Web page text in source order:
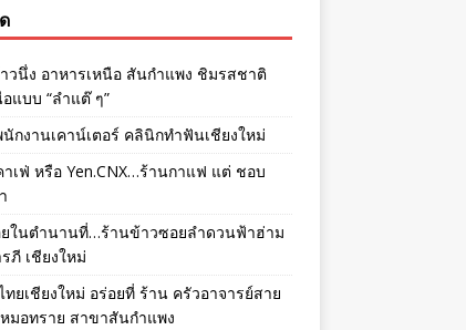
วนึ่ง อาหารเหนือ สันกำแพง ชิมรสชาติ
แบบ “ลำแต๊ ๆ”
กงานเคาน์เตอร์ คลินิกทำฟันเชียงใหม่
เฟ่ หรือ Yen.CNX…ร้านกาแฟ แต่ ชอบ
ในตำนานที่…ร้านข้าวซอยลำดวนฟ้าฮ่าม
ภี เชียงใหม่
ยเชียงใหม่ อร่อยที่ ร้าน ครัวอาจารย์สาย
มอทราย สาขาสันกำแพง